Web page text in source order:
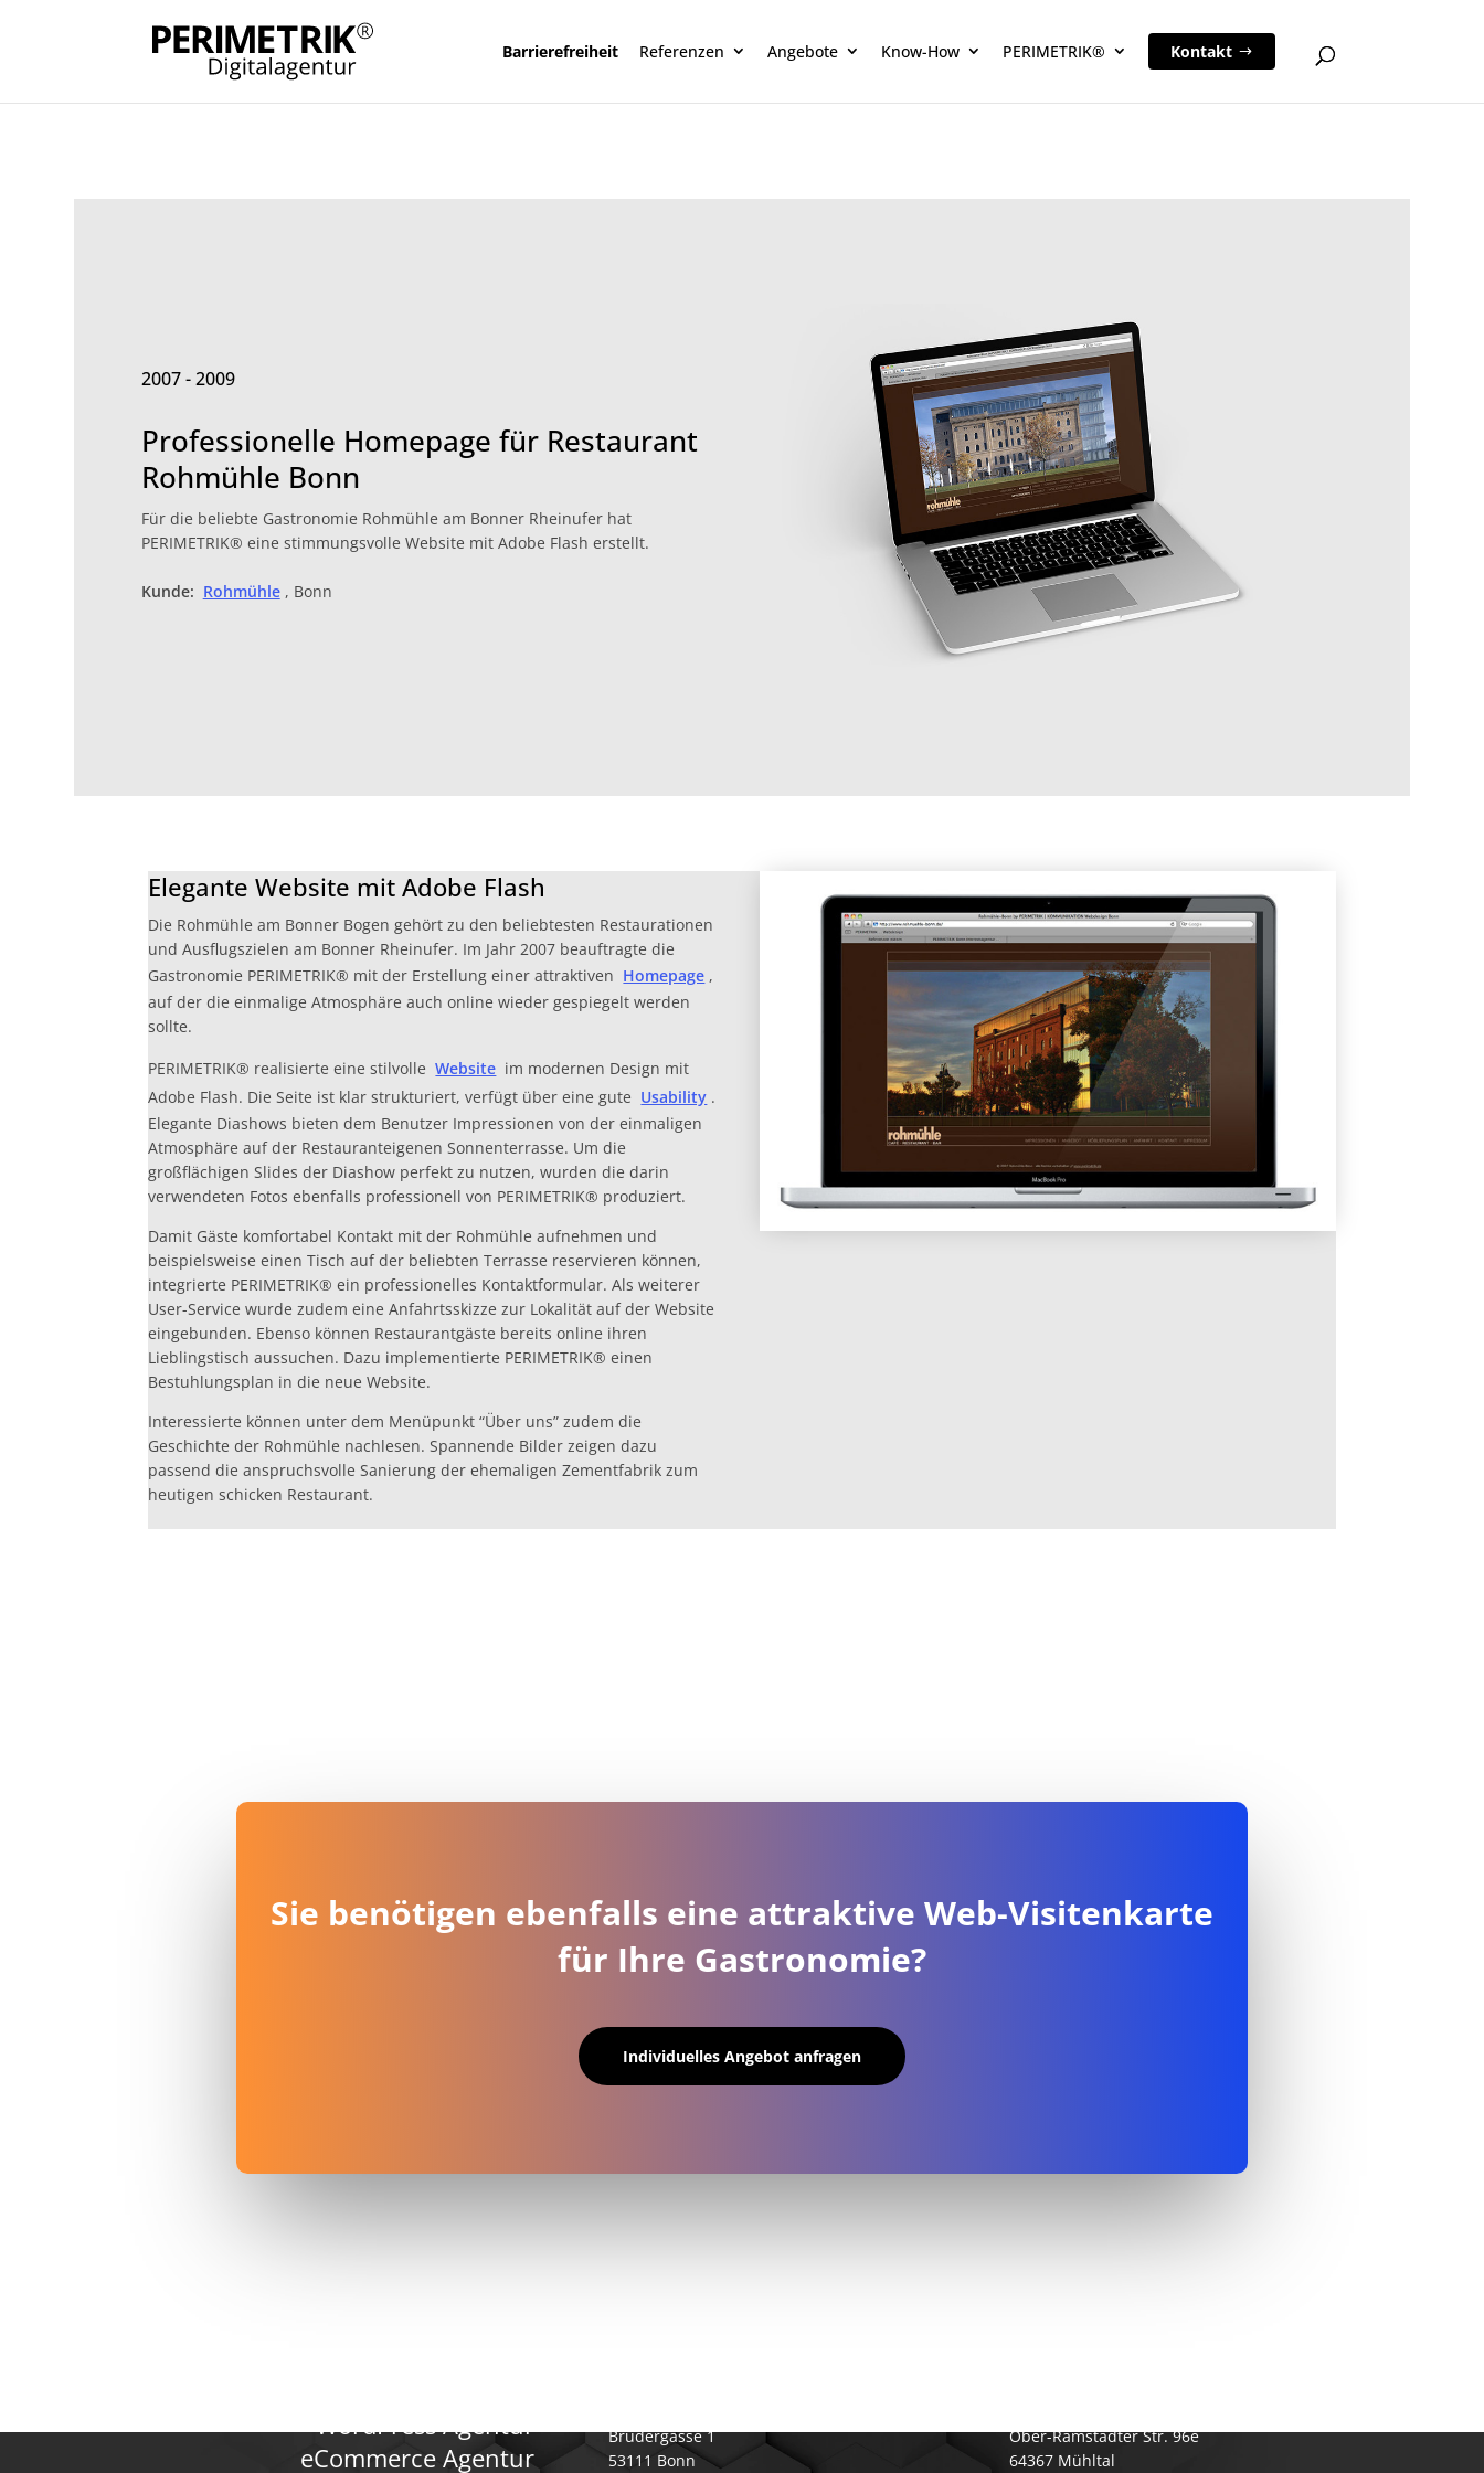
Barrierefreiheit Referenzen Angebote Know-How PERIMETRIK® Kontakt
2007 - 2009
Professionelle Homepage für Restaurant
Rohmühle Bonn
Für die beliebte Gastronomie Rohmühle am Bonner Rheinufer hat
PERIMETRIK® eine stimmungsvolle Website mit Adobe Flash erstellt.
Kunde: Rohmühle , Bonn
Elegante Website mit Adobe Flash
Die Rohmühle am Bonner Bogen gehört zu den beliebtesten Restaurationen
und Ausflugszielen am Bonner Rheinufer. Im Jahr 2007 beauftragte die
Gastronomie PERIMETRIK® mit der Erstellung einer attraktiven Homepage ,
auf der die einmalige Atmosphäre auch online wieder gespiegelt werden
sollte.
PERIMETRIK® realisierte eine stilvolle Website im modernen Design mit
Adobe Flash. Die Seite ist klar strukturiert, verfügt über eine gute Usability .
Elegante Diashows bieten dem Benutzer Impressionen von der einmaligen
Atmosphäre auf der Restauranteigenen Sonnenterrasse. Um die
großflächigen Slides der Diashow perfekt zu nutzen, wurden die darin
verwendeten Fotos ebenfalls professionell von PERIMETRIK® produziert.
Damit Gäste komfortabel Kontakt mit der Rohmühle aufnehmen und
beispielsweise einen Tisch auf der beliebten Terrasse reservieren können,
integrierte PERIMETRIK® ein professionelles Kontaktformular. Als weiterer
User-Service wurde zudem eine Anfahrtsskizze zur Lokalität auf der Website
eingebunden. Ebenso können Restaurantgäste bereits online ihren
Lieblingstisch aussuchen. Dazu implementierte PERIMETRIK® einen
Bestuhlungsplan in die neue Website.
Interessierte können unter dem Menüpunkt “Über uns” zudem die
Geschichte der Rohmühle nachlesen. Spannende Bilder zeigen dazu
passend die anspruchsvolle Sanierung der ehemaligen Zementfabrik zum
heutigen schicken Restaurant.
Sie benötigen ebenfalls eine attraktive Web-Visitenkarte
für Ihre Gastronomie?
Individuelles Angebot anfragen
WordPress Agentur
eCommerce Agentur
Brüdergasse 1
53111 Bonn
Ober-Ramstädter Str. 96e
64367 Mühltal